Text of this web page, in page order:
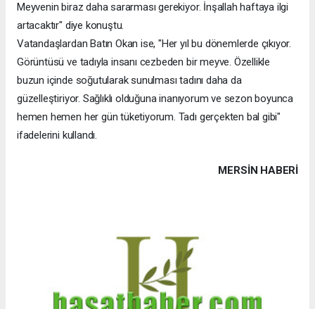
Meyvenin biraz daha sararması gerekiyor. İnşallah haftaya ilgi
artacaktır" diye konuştu.
Vatandaşlardan Batın Okan ise, "Her yıl bu dönemlerde çıkıyor.
Görüntüsü ve tadıyla insanı cezbeden bir meyve. Özellikle
buzun içinde soğutularak sunulması tadını daha da
güzelleştiriyor. Sağlıklı olduğuna inanıyorum ve sezon boyunca
hemen hemen her gün tüketiyorum. Tadı gerçekten bal gibi"
ifadelerini kullandı.
MERSIN HABERİ